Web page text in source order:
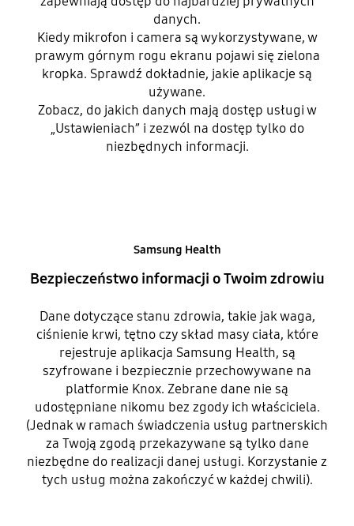
danych.
Kiedy mikrofon i camera są wykorzystywane, w
prawym górnym rogu ekranu pojawi się zielona
kropka. Sprawdź dokładnie, jakie aplikacje są
używane.
Zobacz, do jakich danych mają dostęp usługi w
„Ustawieniach” i zezwól na dostęp tylko do
niezbędnych informacji.
Samsung Health
Bezpieczeństwo informacji o Twoim zdrowiu
Dane dotyczące stanu zdrowia, takie jak waga,
ciśnienie krwi, tętno czy skład masy ciała, które
rejestruje aplikacja Samsung Health, są
szyfrowane i bezpiecznie przechowywane na
platformie Knox. Zebrane dane nie są
udostępniane nikomu bez zgody ich właściciela.
(Jednak w ramach świadczenia usług partnerskich
za Twoją zgodą przekazywane są tylko dane
niezbędne do realizacji danej usługi. Korzystanie z
tych usług można zakończyć w każdej chwili).